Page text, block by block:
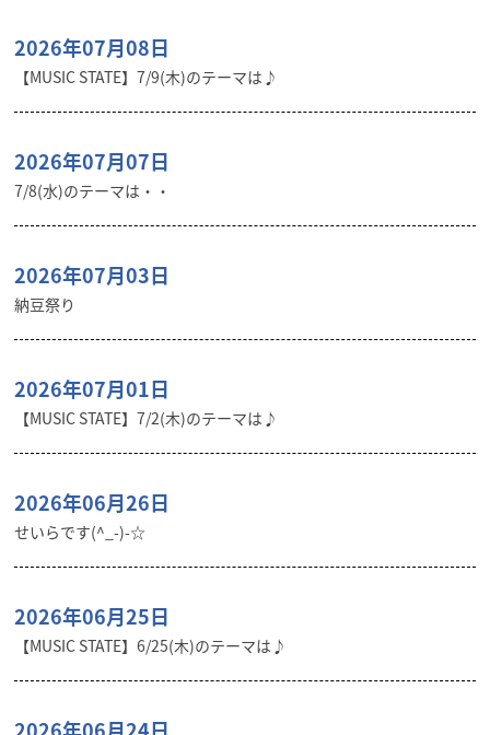
2026年07月08日
【MUSIC STATE】7/9(木)のテーマは♪
2026年07月07日
7/8(水)のテーマは・・
2026年07月03日
納豆祭り
2026年07月01日
【MUSIC STATE】7/2(木)のテーマは♪
2026年06月26日
せいらです(^_-)-☆
2026年06月25日
【MUSIC STATE】6/25(木)のテーマは♪